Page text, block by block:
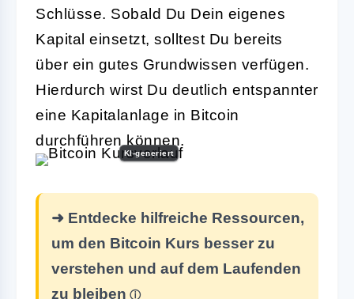
Schlüsse. Sobald Du Dein eigenes
Kapital einsetzt, solltest Du bereits
über ein gutes Grundwissen verfügen.
Hierdurch wirst Du deutlich entspannter
eine Kapitalanlage in Bitcoin
durchführen können.
KI-generiert
➜ Entdecke hilfreiche Ressourcen,
um den Bitcoin Kurs besser zu
verstehen und auf dem Laufenden
zu bleiben